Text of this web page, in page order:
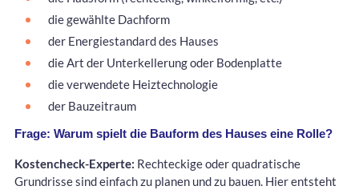
die gewählte Dachform
der Energiestandard des Hauses
die Art der Unterkellerung oder Bodenplatte
die verwendete Heiztechnologie
der Bauzeitraum
Frage: Warum spielt die Bauform des Hauses eine Rolle?
Kostencheck-Experte: Rechteckige oder quadratische
Grundrisse sind einfach zu planen und zu bauen. Hier entsteht